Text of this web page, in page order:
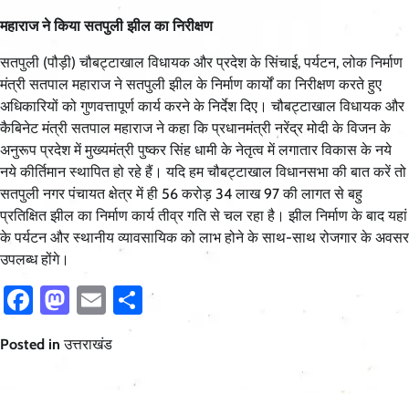
महाराज ने किया सतपुली झील का निरीक्षण
सतपुली (पौड़ी) चौबट्टाखाल विधायक और प्रदेश के सिंचाई, पर्यटन, लोक निर्माण
मंत्री सतपाल महाराज ने सतपुली झील के निर्माण कार्यों का निरीक्षण करते हुए
अधिकारियों को गुणवत्तापूर्ण कार्य करने के निर्देश दिए। चौबट्टाखाल विधायक और
कैबिनेट मंत्री सतपाल महाराज ने कहा कि प्रधानमंत्री नरेंद्र मोदी के विजन के
अनुरूप प्रदेश में मुख्यमंत्री पुष्कर सिंह धामी के नेतृत्व में लगातार विकास के नये
नये कीर्तिमान स्थापित हो रहे हैं। यदि हम चौबट्टाखाल विधानसभा की बात करें तो
सतपुली नगर पंचायत क्षेत्र में ही 56 करोड़ 34 लाख 97 की लागत से बहु
प्रतिक्षित झील का निर्माण कार्य तीव्र गति से चल रहा है। झील निर्माण के बाद यहां
के पर्यटन और स्थानीय व्यावसायिक को लाभ होने के साथ-साथ रोजगार के अवसर
उपलब्ध होंगे।
Facebook
Mastodon
EmailShare
Posted inउत्तराखंड